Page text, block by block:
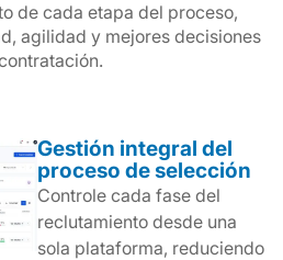
de cada etapa del proceso,
agilidad y mejores decisiones
Gestión integral del
proceso de selección
Controle cada fase del
reclutamiento desde una
sola plataforma, reduciendo